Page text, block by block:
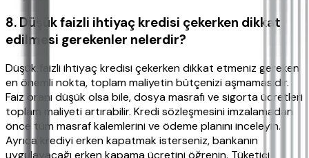
8. Düşük faizli ihtiyaç kredisi çekerken dikkat
edilmesi gerekenler nelerdir?
Düşük faizli ihtiyaç kredisi çekerken dikkat etmeniz gereken
en önemli nokta, toplam maliyetin bütçenizi aşmamasıdır.
Faiz oranı düşük olsa bile, dosya masrafı ve sigorta ücretleri
toplam maliyeti artırabilir. Kredi sözleşmesini imzalamadan
önce tüm masraf kalemlerini ve ödeme planını inceleyin.
Ayrıca krediyi erken kapatmak isterseniz, bankanın